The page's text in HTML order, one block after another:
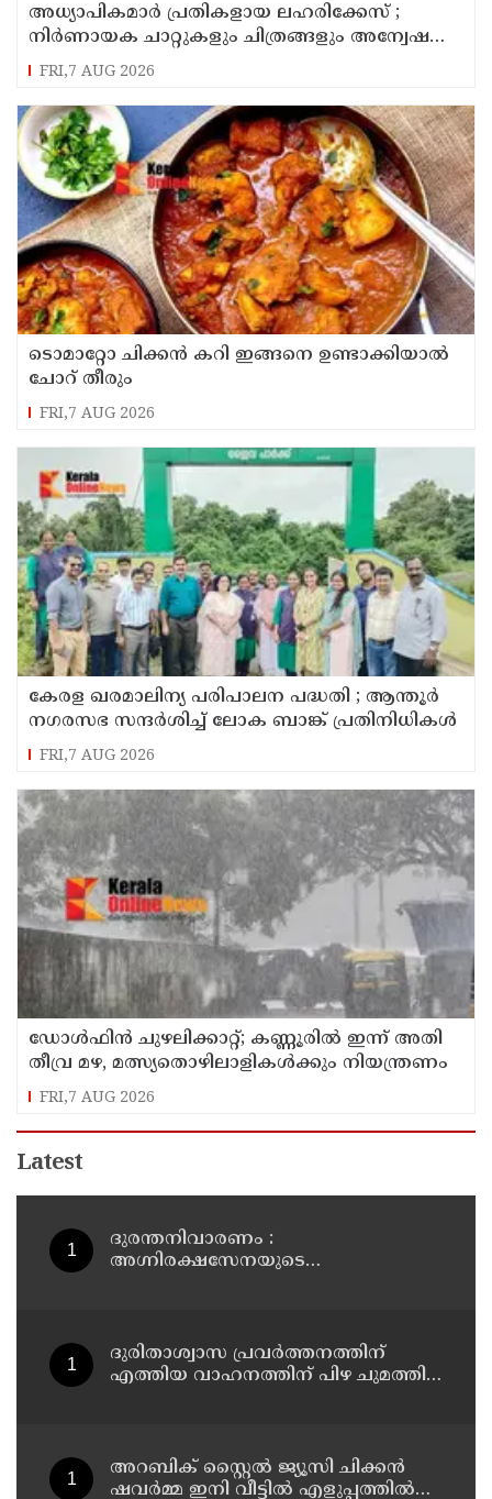
അധ്യാപികമാര്‍ പ്രതികളായ ലഹരിക്കേസ് ;
നിർണായക ചാറ്റുകളും ചിത്രങ്ങളും അന്വേഷണ
സംഘത്തിന്
FRI,7 AUG 2026
ടൊമാറ്റോ ചിക്കൻ കറി ഇങ്ങനെ ഉണ്ടാക്കിയാൽ
ചോറ് തീരും
FRI,7 AUG 2026
കേരള ഖരമാലിന്യ പരിപാലന പദ്ധതി ; ആന്തൂർ
നഗരസഭ സന്ദർശിച്ച് ലോക ബാങ്ക് പ്രതിനിധികൾ
FRI,7 AUG 2026
ഡോള്‍ഫിന്‍ ചുഴലിക്കാറ്റ്; കണ്ണൂരിൽ ഇന്ന് അതി
തീവ്ര മഴ, മത്സ്യതൊഴിലാളികൾക്കും നിയന്ത്രണം
FRI,7 AUG 2026
Latest
ദുരന്തനിവാരണം :
അഗ്നിരക്ഷസേനയുടെ
ദുരിതാശ്വാസ പ്രവർത്തനത്തിന്
എത്തിയ വാഹനത്തിന് പിഴ ചുമത്തി;
അറബിക് സ്റ്റൈൽ ജ്യൂസി ചിക്കൻ
ഷവർമ്മ ഇനി വീട്ടിൽ എളുപ്പത്തിൽ